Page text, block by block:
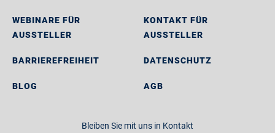
WEBINARE FÜR
AUSSTELLER
BARRIEREFREIHEIT
BLOG
KONTAKT FÜR
AUSSTELLER
DATENSCHUTZ
AGB
Bleiben Sie mit uns in Kontakt